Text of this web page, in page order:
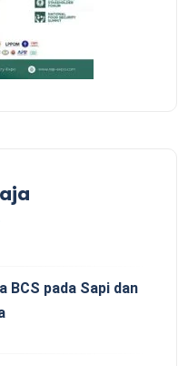
BCS pada Sapi dan